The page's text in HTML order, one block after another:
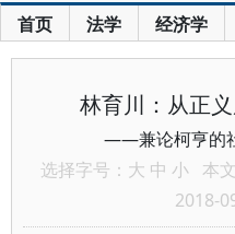
首页 法学 经济学
林育川：从正
——兼论柯亨的
选择字号： 大 中 小 本
2018-